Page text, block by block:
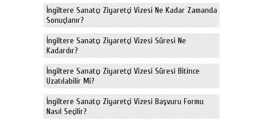
İngiltere Sanatçı Ziyaretçi Vizesi Ne Kadar Zamanda
Sonuçlanır?
İngiltere Sanatçı Ziyaretçi Vizesi Süresi Ne
Kadardır?
İngiltere Sanatçı Ziyaretçi Vizesi Süresi Bitince
Uzatılabilir Mi?
İngiltere Sanatçı Ziyaretçi Vizesi Başvuru Formu
Nasıl Seçilir?